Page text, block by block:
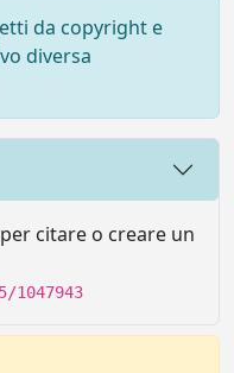
da copyright e
diversa
citare o creare un